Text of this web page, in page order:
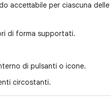
accettabile per ciascuna delle
di forma supportati.
di pulsanti o icone.
circostanti.